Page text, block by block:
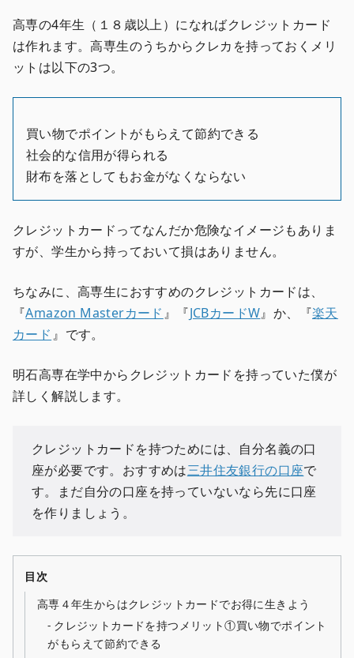
高専の4年生（１８歳以上）になればクレジットカード
は作れます。高専生のうちからクレカを持っておくメリ
ットは以下の3つ。
買い物でポイントがもらえて節約できる
社会的な信用が得られる
財布を落としてもお金がなくならない
クレジットカードってなんだか危険なイメージもありま
すが、学生から持っておいて損はありません。
ちなみに、高専生におすすめのクレジットカードは、
『Amazon Masterカード 』『JCBカードW』か、『楽天
カード 』です。
明石高専在学中からクレジットカードを持っていた僕が
詳しく解説します。
クレジットカードを持つためには、自分名義の口
座が必要です。おすすめは三井住友銀行の口座で
す。まだ自分の口座を持っていないなら先に口座
を作りましょう。
目次
高専４年生からはクレジットカードでお得に生きよう
クレジットカードを持つメリット①買い物でポイント
がもらえて節約できる